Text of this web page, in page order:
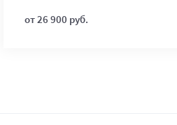
от 26 900 руб.